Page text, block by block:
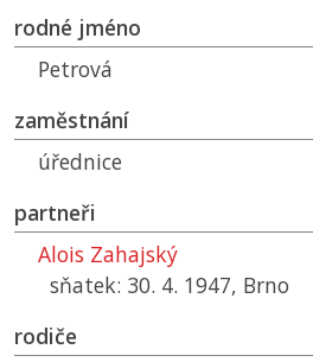
rodné jméno
Petrová
zaměstnání
úřednice
partneři
Alois Zahajský
sňatek: 30. 4. 1947, Brno
rodiče